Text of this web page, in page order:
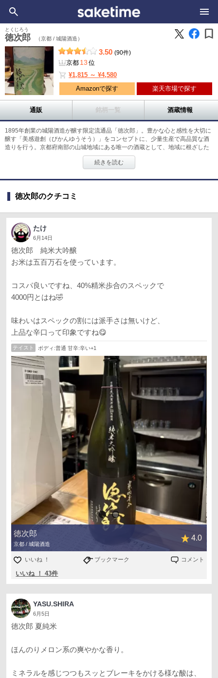
徳次郎
とくじろう
（京都 / 城陽酒造） bookmark
3.50 (90件)
京都 13 位
shopping_cart ¥1,815 ～ ¥4,580
Amazonで探す 楽天市場で探す
通販 銘柄一覧 酒蔵情報
1895年創業の城陽酒造が醸す限定流通品「徳次郎」。豊かな心と感性を大切に
醸す「美感遊創（びかんゆうそう）」をコンセプトに、少量生産で高品質な酒
造りを行う。京都府南部の山城地域にある唯一の酒蔵として、地域に根ざした
酒造りに挑戦。仕込みには、木津川の伏流水を地下100メートルから汲みあげ
て使用。超軟水を使って醸すことで、米本来の味わいを残しつつ、飲み飽きし
や京都府産「祝」などの酒造好適米を使う。少量ずつ丁寧に醸すことで、雑味
百万石」を100％使って醸した、飲み飽きしない食中酒。穏やかな香りとフレ
楽しめる定番酒としておすすめだ。
続きを読む
徳次郎のクチコミ
たけ
6月14日
徳次郎 純米大吟醸
お米は五百万石を使っています。
コスパ良いですね、40%精米歩合のスペックで
4000円とはね🤣
味わいはスペックの割には派手さは無いけど、
上品な辛口って印象ですね😋
テイスト ボディ:普通 甘辛:辛い+1
徳次郎
京都 / 城陽酒造
4.0
いいね ！ ブックマーク コメント
いいね ！ 43件
YASU.SHIRA
6月5日
徳次郎 夏純米
ほんのりメロン系の爽やかな香り。
ミネラルを感じつつもスッとブレーキをかける様な酸は、